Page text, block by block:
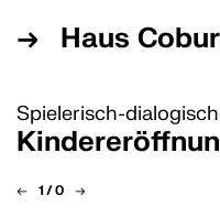
→
Haus
de/en
Spielerisch-
← 1/0 →